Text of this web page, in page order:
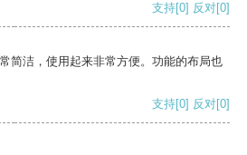
支持[0] 反对[0]
简洁，使用起来非常方便。功能的布局也
支持[0] 反对[0]